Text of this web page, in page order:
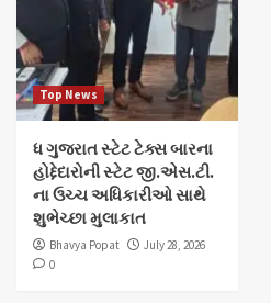
Top News
ધ ગુજરાત સ્ટેટ ટેક્સ બારના
હોદ્દેદારોની સ્ટેટ જી.એસ.ટી.
ના ઉચ્ચ અધિકારીઓ સાથે
શુભેચ્છા મુલાકાત
Bhavya Popat
July 28, 2026
0